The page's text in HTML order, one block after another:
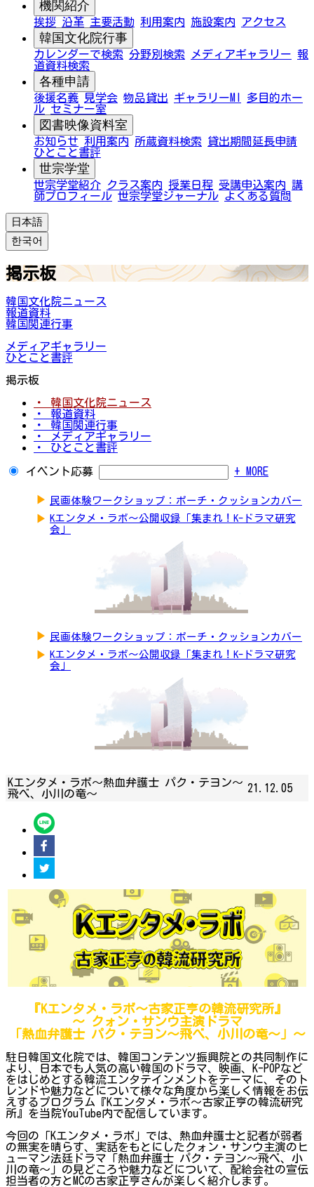
機関紹介
挨拶 沿革 主要活動 利用案内 施設案内 アクセス
韓国文化院行事
カレンダーで検索 分野別検索 メディアギャラリー 報
道資料検索
各種申請
後援名義 見学会 物品貸出 ギャラリーMI
多目的ホー
ル セミナー室
図書映像資料室
お知らせ 利用案内 所蔵資料検索
貸出期間延長申請
ひとこと書評
世宗学堂
世宗学堂紹介 クラス案内 授業日程 受講申込案内 講
師プロフィール 世宗学堂ジャーナル よくある質問
日本語
한국어
掲示板
韓国文化院ニュース
報道資料
韓国関連行事
メディアギャラリー
ひとこと書評
掲示板
・ 韓国文化院ニュース
・ 報道資料
・ 韓国関連行事
・ メディアギャラリー
・ ひとこと書評
イベント応募 + MORE
▶ 民画体験ワークショップ：ポーチ・クッションカバー
▶ Kエンタメ・ラボ～公開収録「集まれ！K-ドラマ研究
会」
▶ 民画体験ワークショップ：ポーチ・クッションカバー
▶ Kエンタメ・ラボ～公開収録「集まれ！K-ドラマ研究
会」
Kエンタメ・ラボ～熱血弁護士 パク・テヨン～
飛べ、小川の竜～
21.12.05
『Kエンタメ・ラボ～古家正亨の韓流研究所』
～ クォン・サンウ主演ドラマ
「熱血弁護士 パク・テヨン～飛べ、小川の竜～」～
駐日韓国文化院では、韓国コンテンツ振興院との共同制作に
より、日本でも人気の高い韓国のドラマ、映画、K-POPなど
をはじめとする韓流エンタテインメントをテーマに、そのト
レンドや魅力などについて様々な角度から楽しく情報をお伝
えするプログラム『Kエンタメ・ラボ～古家正亨の韓流研究
所』を当院YouTube内で配信しています。
今回の「Kエンタメ・ラボ」では、熱血弁護士と記者が弱者
の無実を晴らす、実話をもとにしたクォン・サンウ主演のヒ
ューマン法廷ドラマ「熱血弁護士 パク・テヨン～飛べ、小
川の竜～」の見どころや魅力などについて、配給会社の宣伝
担当者の方とMCの古家正亨さんが楽しく紹介します。